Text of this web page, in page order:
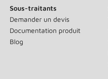
Sous-traitants
Demander un devis
Documentation produit
Blog